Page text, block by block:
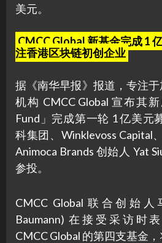
美元。
CMCC Global 新基金完成 1
注香港区块链初创企业
据《南华早报》报道，专注
机构 CMCC Global 宣布其
Fund」完成第一轮 1 亿美元
科集团、Winklevoss Capital
Animoca Brands 创始人 Yat
参投。
CMCC Global 联合创始
Baumann) 在接受采访时
CMCC Global 的第四支基金